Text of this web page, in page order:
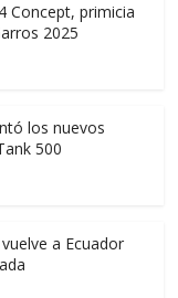
Concept, primicia
2025
los nuevos
500
a Ecuador